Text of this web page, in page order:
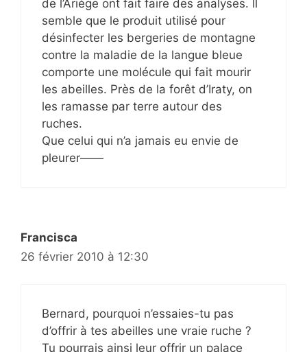
de l’Ariège ont fait faire des analyses. Il
semble que le produit utilisé pour
désinfecter les bergeries de montagne
contre la maladie de la langue bleue
comporte une molécule qui fait mourir
les abeilles. Près de la forêt d’Iraty, on
les ramasse par terre autour des
ruches.
Que celui qui n’a jamais eu envie de
pleurer——
Francisca
26 février 2010 à 12:30
Bernard, pourquoi n’essaies-tu pas
d’offrir à tes abeilles une vraie ruche ?
Tu pourrais ainsi leur offrir un palace